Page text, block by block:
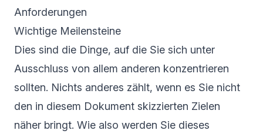
Anforderungen
Wichtige Meilensteine
Dies sind die Dinge, auf die Sie sich unter
Ausschluss von allem anderen konzentrieren
sollten. Nichts anderes zählt, wenn es Sie nicht
den in diesem Dokument skizzierten Zielen
näher bringt. Wie also werden Sie dieses